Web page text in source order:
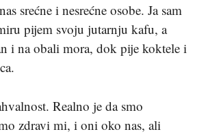
srećne i nesrećne osobe. Ja sam
pijem svoju jutarnju kafu, a
i na obali mora, dok pije koktele i
Realno je da smo
zdravi mi, i oni oko nas, ali